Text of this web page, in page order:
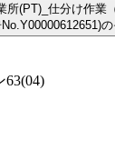
所(PT)_仕分け作業
63(04)